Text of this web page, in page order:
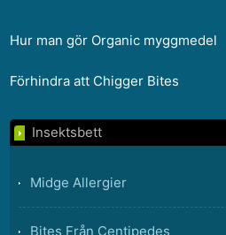
Hur man gör Organic myggmedel
Förhindra att Chigger Bites
Insektsbett
Midge Allergier
Bites Från Centipedes